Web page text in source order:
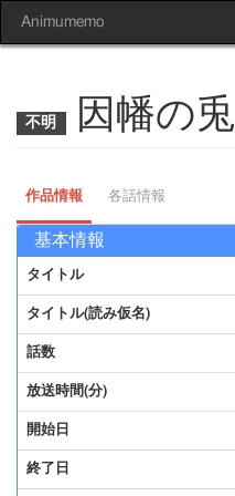
Animumemo
因幡の兎
作品情報 各話情報
基本情報
タイトル
タイトル(読み仮名)
話数
放送時間(分)
開始日
終了日